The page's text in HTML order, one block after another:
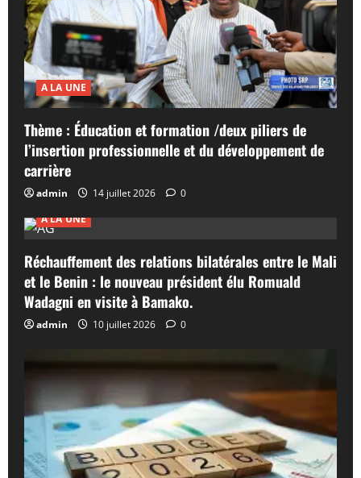
A LA UNE
Thème : Éducation et formation /deux piliers de
l’insertion professionnelle et du développement de
carrière
admin 14 juillet 2026
0
A LA UNE
Réchauffement des relations bilatérales entre le Mali
et le Benin : le nouveau président élu Romuald
Wadagni en visite à Bamako.
admin 10 juillet 2026 0